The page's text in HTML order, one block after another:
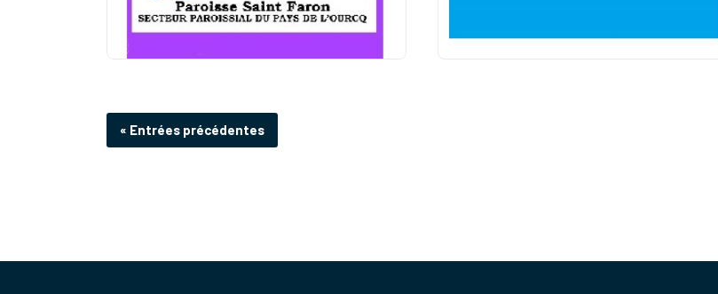
Edito St FARON – P. ALHDAIN
– juin 2026
« Entrées précédentes